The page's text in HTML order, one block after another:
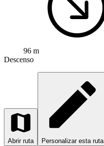
96 m
Descenso
Abrir ruta Personalizar esta ruta